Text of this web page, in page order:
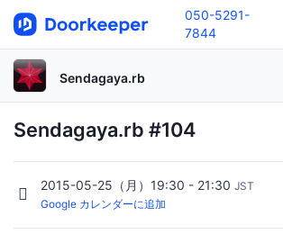
050-5291-
7844
Sendagaya.rb
Sendagaya.rb #104
2015-05-25（月）19:30 - 21:30 JST
Google カレンダーに追加